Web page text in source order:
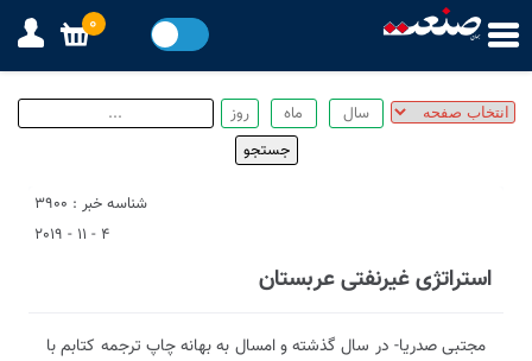
شناسه خبر : 3900
4 - 11 - 2019
استراتژی غیرنفتی عربستان
مجتبی صدریا- در سال گذشته و امسال به بهانه چاپ ترجمه کتابم با
0